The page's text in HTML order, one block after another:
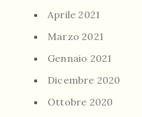
Aprile 2021
Marzo 2021
Gennaio 2021
Dicembre 2020
Ottobre 2020